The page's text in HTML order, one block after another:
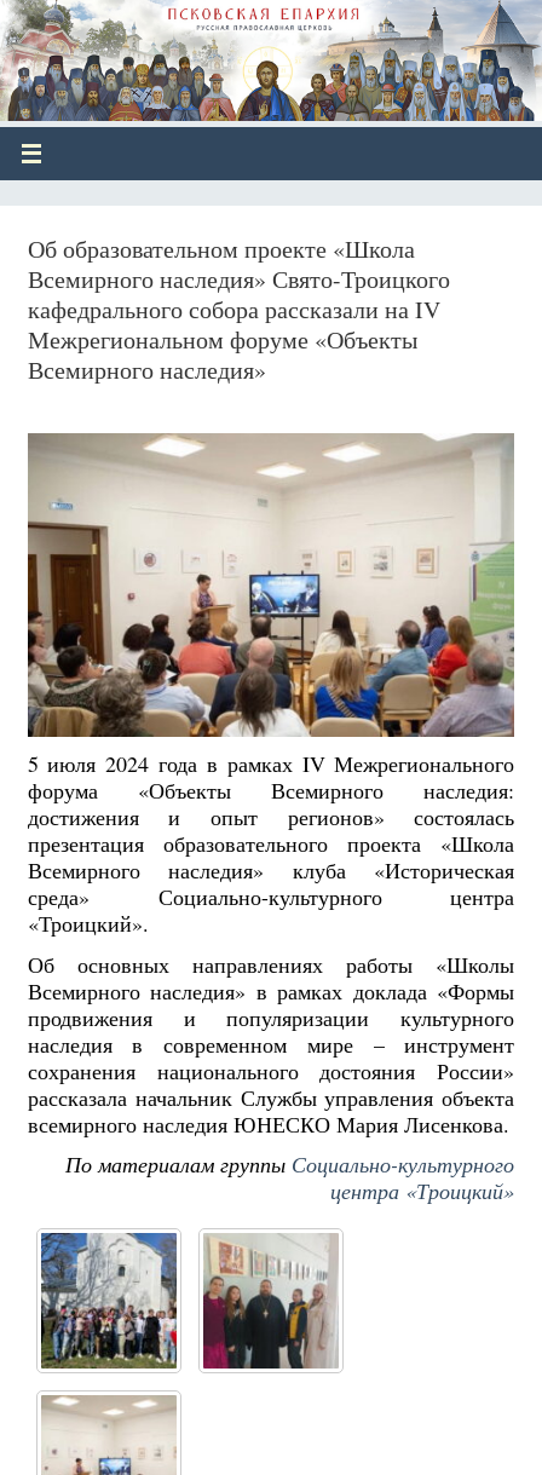
Об образовательном проекте «Школа
Всемирного наследия» Свято-Троицкого
кафедрального собора рассказали на IV
Межрегиональном форуме «Объекты
Всемирного наследия»
5 июля 2024 года в рамках IV Межрегионального
форума «Объекты Всемирного наследия:
достижения и опыт регионов» состоялась
презентация образовательного проекта «Школа
Всемирного наследия» клуба «Историческая
среда» Социально-культурного центра
«Троицкий».
Об основных направлениях работы «Школы
Всемирного наследия» в рамках доклада «Формы
продвижения и популяризации культурного
наследия в современном мире – инструмент
сохранения национального достояния России»
рассказала начальник Службы управления объекта
всемирного наследия ЮНЕСКО Мария Лисенкова.
По материалам группы Социально-культурного
центра «Троицкий»